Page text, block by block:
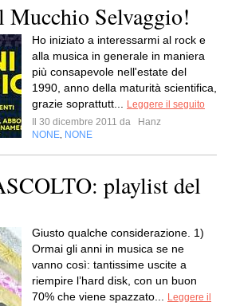
Mucchio Selvaggio!
Ho iniziato a interessarmi al rock e
alla musica in generale in maniera
più consapevole nell'estate del
1990, anno della maturità scientifica,
grazie soprattutt...
Leggere il seguito
Il 30 dicembre 2011 da
Hanz
NONE NONE
playlist del
Giusto qualche considerazione. 1)
Ormai gli anni in musica se ne
vanno così: tantissime uscite a
riempire l’hard disk, con un buon
70% che viene spazzato...
Leggere il